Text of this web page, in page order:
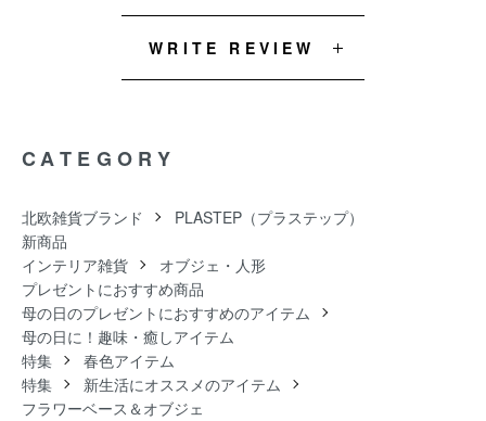
WRITE REVIEW
CATEGORY
北欧雑貨ブランド
PLASTEP（プラステップ）
新商品
インテリア雑貨
オブジェ・人形
プレゼントにおすすめ商品
母の日のプレゼントにおすすめのアイテム
母の日に！趣味・癒しアイテム
特集
春色アイテム
特集
新生活にオススメのアイテム
フラワーベース＆オブジェ